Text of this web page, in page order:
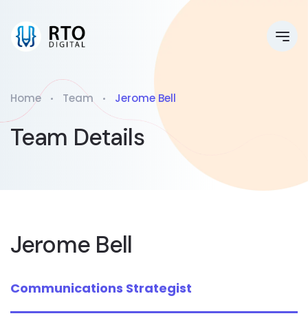
Home Team Jerome Bell
Team Details
Jerome Bell
Communications Strategist